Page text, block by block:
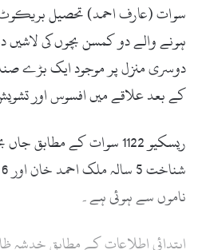
سوات (عارف احمد) تحصیل بریکوٹ
ہونے والے دو کمسن بچوں کی
دوسری منزل پر موجود ایک بڑے
کے بعد علاقے میں افسوس اور
ریسکیو 1122 سوات کے
ناموں سے ہوئی ہے۔
ابتدائی اطلاعات کے مطابق خدشہ